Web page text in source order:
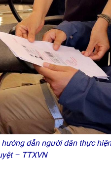
dẫn người dân thực
– TTXVN